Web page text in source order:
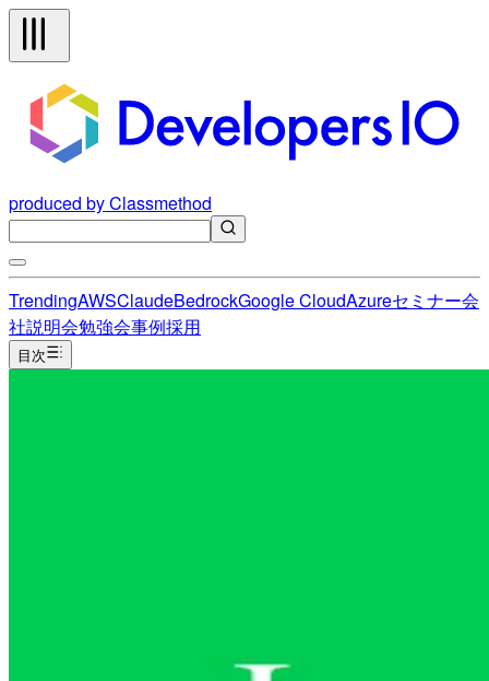
produced by Classmethod
TrendingAWSClaudeBedrockGoogle CloudAzureセミナー会
社説明会勉強会事例採用
目次